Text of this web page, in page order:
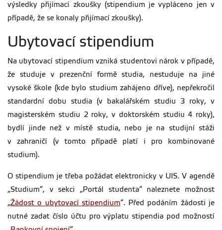
výsledky přijímací zkoušky (stipendium je vypláceno jen v
případě, že se konaly přijímací zkoušky).
Ubytovací stipendium
Na ubytovací stipendium vzniká studentovi nárok v případě,
že studuje v prezenční formě studia, nestuduje na jiné
vysoké škole (kde bylo studium zahájeno dříve), nepřekročil
standardní dobu studia (v bakalářském studiu 3 roky, v
magisterském studiu 2 roky, v doktorském studiu 4 roky),
bydlí jinde než v místě studia, nebo je na studijní stáži
v zahraničí (v tomto případě platí i pro kombinované
studium).
O stipendium je třeba požádat elektronicky v UIS. V agendě
„Studium“, v sekci „Portál studenta“ naleznete možnost
„Žádost o ubytovací stipendium“. Před podáním žádosti je
nutné zadat číslo účtu pro výplatu stipendia pod možností